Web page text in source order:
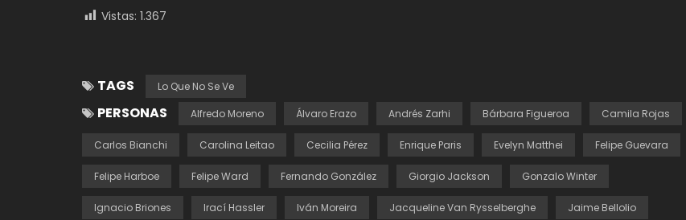
Vistas: 1.367
TAGS Lo Que No Se Ve
PERSONAS Alfredo Moreno Álvaro Erazo Andrés Zarhi Bárbara Figueroa Camila Rojas
Carlos Bianchi Carolina Leitao Cecilia Pérez Enrique Paris Evelyn Matthei Felipe Guevara
Felipe Harboe Felipe Ward Fernando González Giorgio Jackson Gonzalo Winter
Ignacio Briones Irací Hassler Iván Moreira Jacqueline Van Rysselberghe Jaime Bellolio